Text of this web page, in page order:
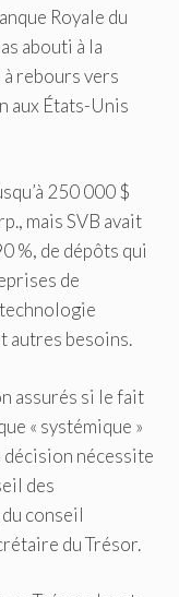
Royale du
abouti à la
rebours vers
aux États-Unis
250 000 $
mais SVB avait
%, de dépôts qui
de
autres besoins.
assurés si le fait
« systémique »
décision nécessite
des
conseil
du Trésor.